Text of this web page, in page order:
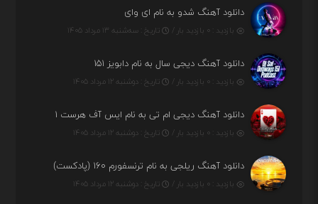
دانلود آهنگ شدو به نام ای وای
بازدید : ۰ بازدید بار / تاریخ : سه‌شنبه ۱۳ مرداد ۱۴۰۵
دانلود آهنگ دیجی سال به نام دابویز ۱۵۱
بازدید : ۰ بازدید بار / تاریخ : دوشنبه ۱۲ مرداد ۱۴۰۵
دانلود آهنگ دیجی ام تی به نام ایس آف هرست ۱
بازدید : ۰ بازدید بار / تاریخ : دوشنبه ۱۲ مرداد ۱۴۰۵
دانلود آهنگ ریلجی به نام ترنسفورم ۱۶۰ (پادکست)
بازدید : ۰ بازدید بار / تاریخ : دوشنبه ۱۲ مرداد ۱۴۰۵